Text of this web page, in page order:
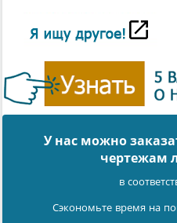
У нас можно
чертежам
в
Сэкономьте время на